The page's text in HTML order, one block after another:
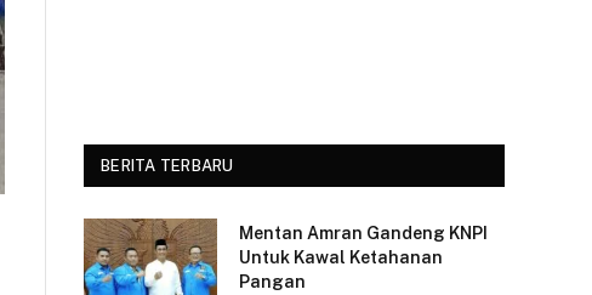
BERITA TERBARU
Mentan Amran Gandeng KNPI
Untuk Kawal Ketahanan
Pangan